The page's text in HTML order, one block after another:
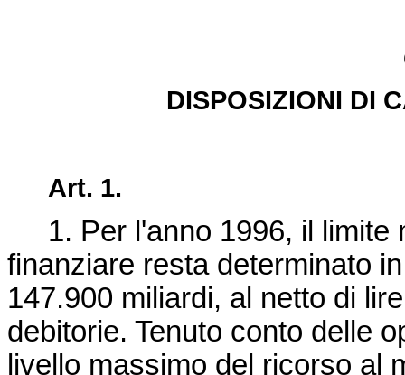
DISPOSIZIONI DI
Art. 1.
1. Per l'anno 1996, il limite
finanziare resta determinato
147.900 miliardi, al netto di
debitorie. Tenuto conto delle
livello massimo del ricorso al